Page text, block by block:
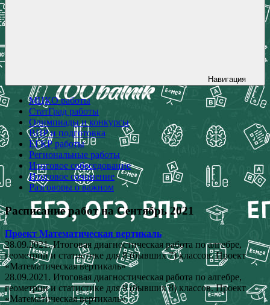
Навигация
МЦКО работы
СтатГрад работы
Олимпиады и конкурсы
ВПР и подготовка
ЕГКР работы
Региональные работы
Итоговое собеседование
Итоговое сочинение
Разговоры о важном
Расписание работ на Сентябрь 2021
Проект Математическая вертикаль
28.09.2021. Итоговая диагностическая работа по алгебре,
геометрии и статистике для 8 (бывших 7) классов. Проект
«Математическая вертикаль»
28.09.2021. Итоговая диагностическая работа по алгебре,
геометрии и статистике для 9 (бывших 8) классов. Проект
«Математическая вертикаль»